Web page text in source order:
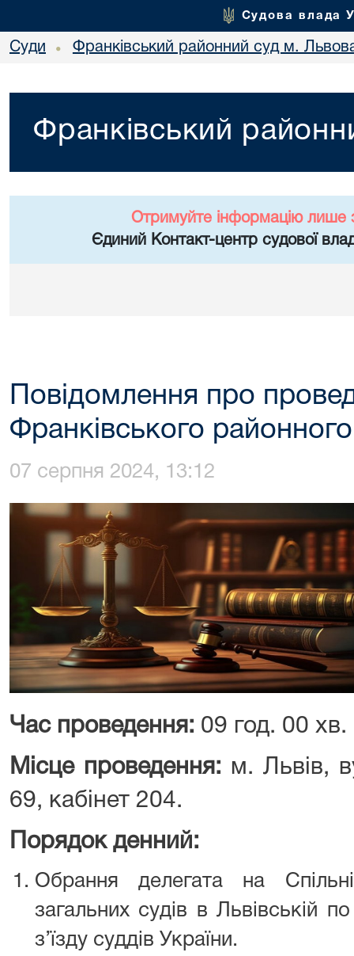
Судова влада
Суди • Франківський районний суд м.
Франківський
Отримуйте інформацію лише
Єдиний Контакт-центр судової
Повідомлення про
Франківського
07 серпня 2024, 13:12
Час проведення: 09 год. 00 хв.
Місце проведення: м. Львів,
69, кабінет 204.
Порядок денний:
Обрання делегата на
загальних судів в Львівській
з’їзду суддів України.